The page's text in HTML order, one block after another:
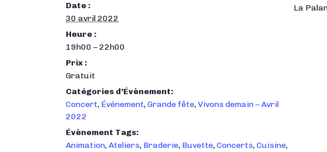
Date :
30 avril 2022
Heure :
19h00 – 22h00
Prix :
Gratuit
Catégories d’Évènement:
Concert, Événement,Grande fête,Vivons demain – Avril
2022
Évènement Tags:
Animation,Ateliers, Braderie, Buvette,Concerts,Cuisine,
La